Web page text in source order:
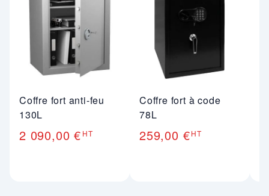
Coffre fort anti-feu
130L
2 090,00 € HT
Coffre fort à code
78L
259,00 €HT